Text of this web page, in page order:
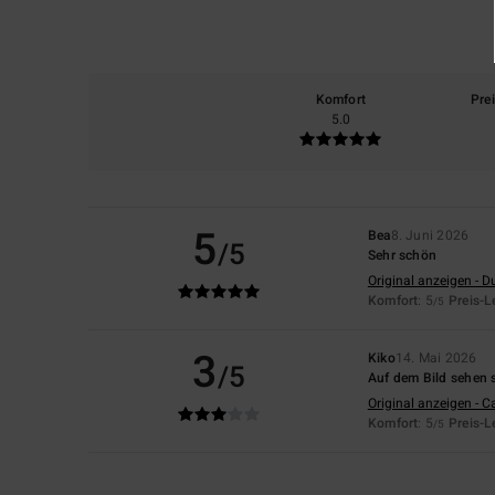
Komfort
5.0
5/5 Bea8. Juni 2026
Sehr schön
Original anzeigen -
Komfort: 5/5 Preis-
3/5 Kiko14. Mai 2026
Auf dem Bild sehen
Original anzeigen -
Komfort: 5/5 Preis-